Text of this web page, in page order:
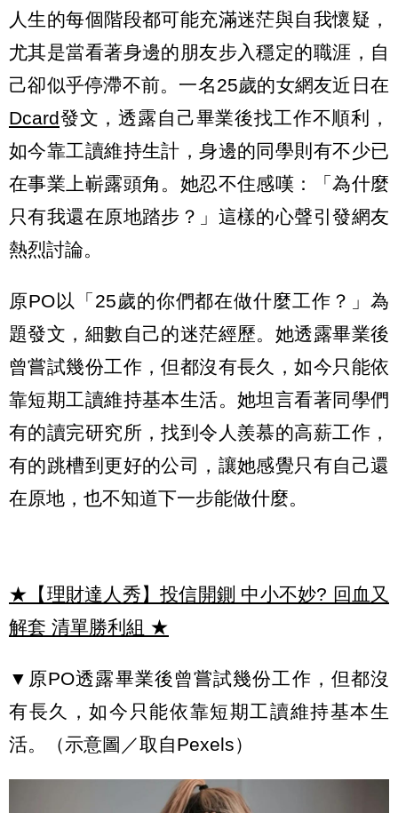
人生的每個階段都可能充滿迷茫與自我懷疑，
尤其是當看著身邊的朋友步入穩定的職涯，自
己卻似乎停滯不前。一名25歲的女網友近日在
Dcard發文，透露自己畢業後找工作不順利，
如今靠工讀維持生計，身邊的同學則有不少已
在事業上嶄露頭角。她忍不住感嘆：「為什麼
只有我還在原地踏步？」這樣的心聲引發網友
熱烈討論。
原PO以「25歲的你們都在做什麼工作？」為
題發文，細數自己的迷茫經歷。她透露畢業後
曾嘗試幾份工作，但都沒有長久，如今只能依
靠短期工讀維持基本生活。她坦言看著同學們
有的讀完研究所，找到令人羨慕的高薪工作，
有的跳槽到更好的公司，讓她感覺只有自己還
在原地，也不知道下一步能做什麼。
★【理財達人秀】投信開鍘 中小不妙? 回血又
解套 清單勝利組 ★
▼原PO透露畢業後曾嘗試幾份工作，但都沒
有長久，如今只能依靠短期工讀維持基本生
活。（示意圖／取自Pexels）